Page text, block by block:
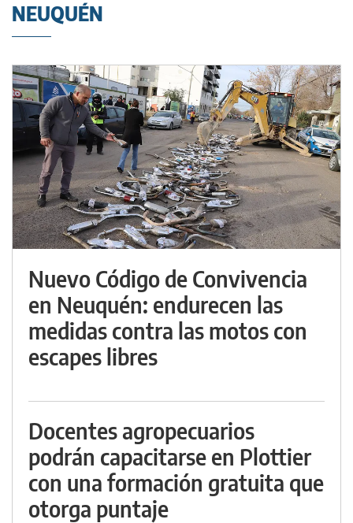
NEUQUÉN
Nuevo Código de Convivencia
en Neuquén: endurecen las
medidas contra las motos con
escapes libres
Docentes agropecuarios
podrán capacitarse en Plottier
con una formación gratuita que
otorga puntaje